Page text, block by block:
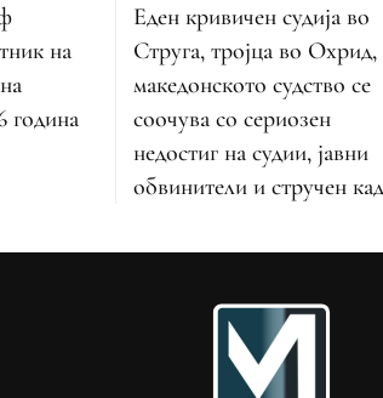
на
година
Еден кривичен судија во
Струга, тројца во Охрид,
македонското судство се
соочува со сериозен
недостиг на судии, јавни
обвинители и стручен